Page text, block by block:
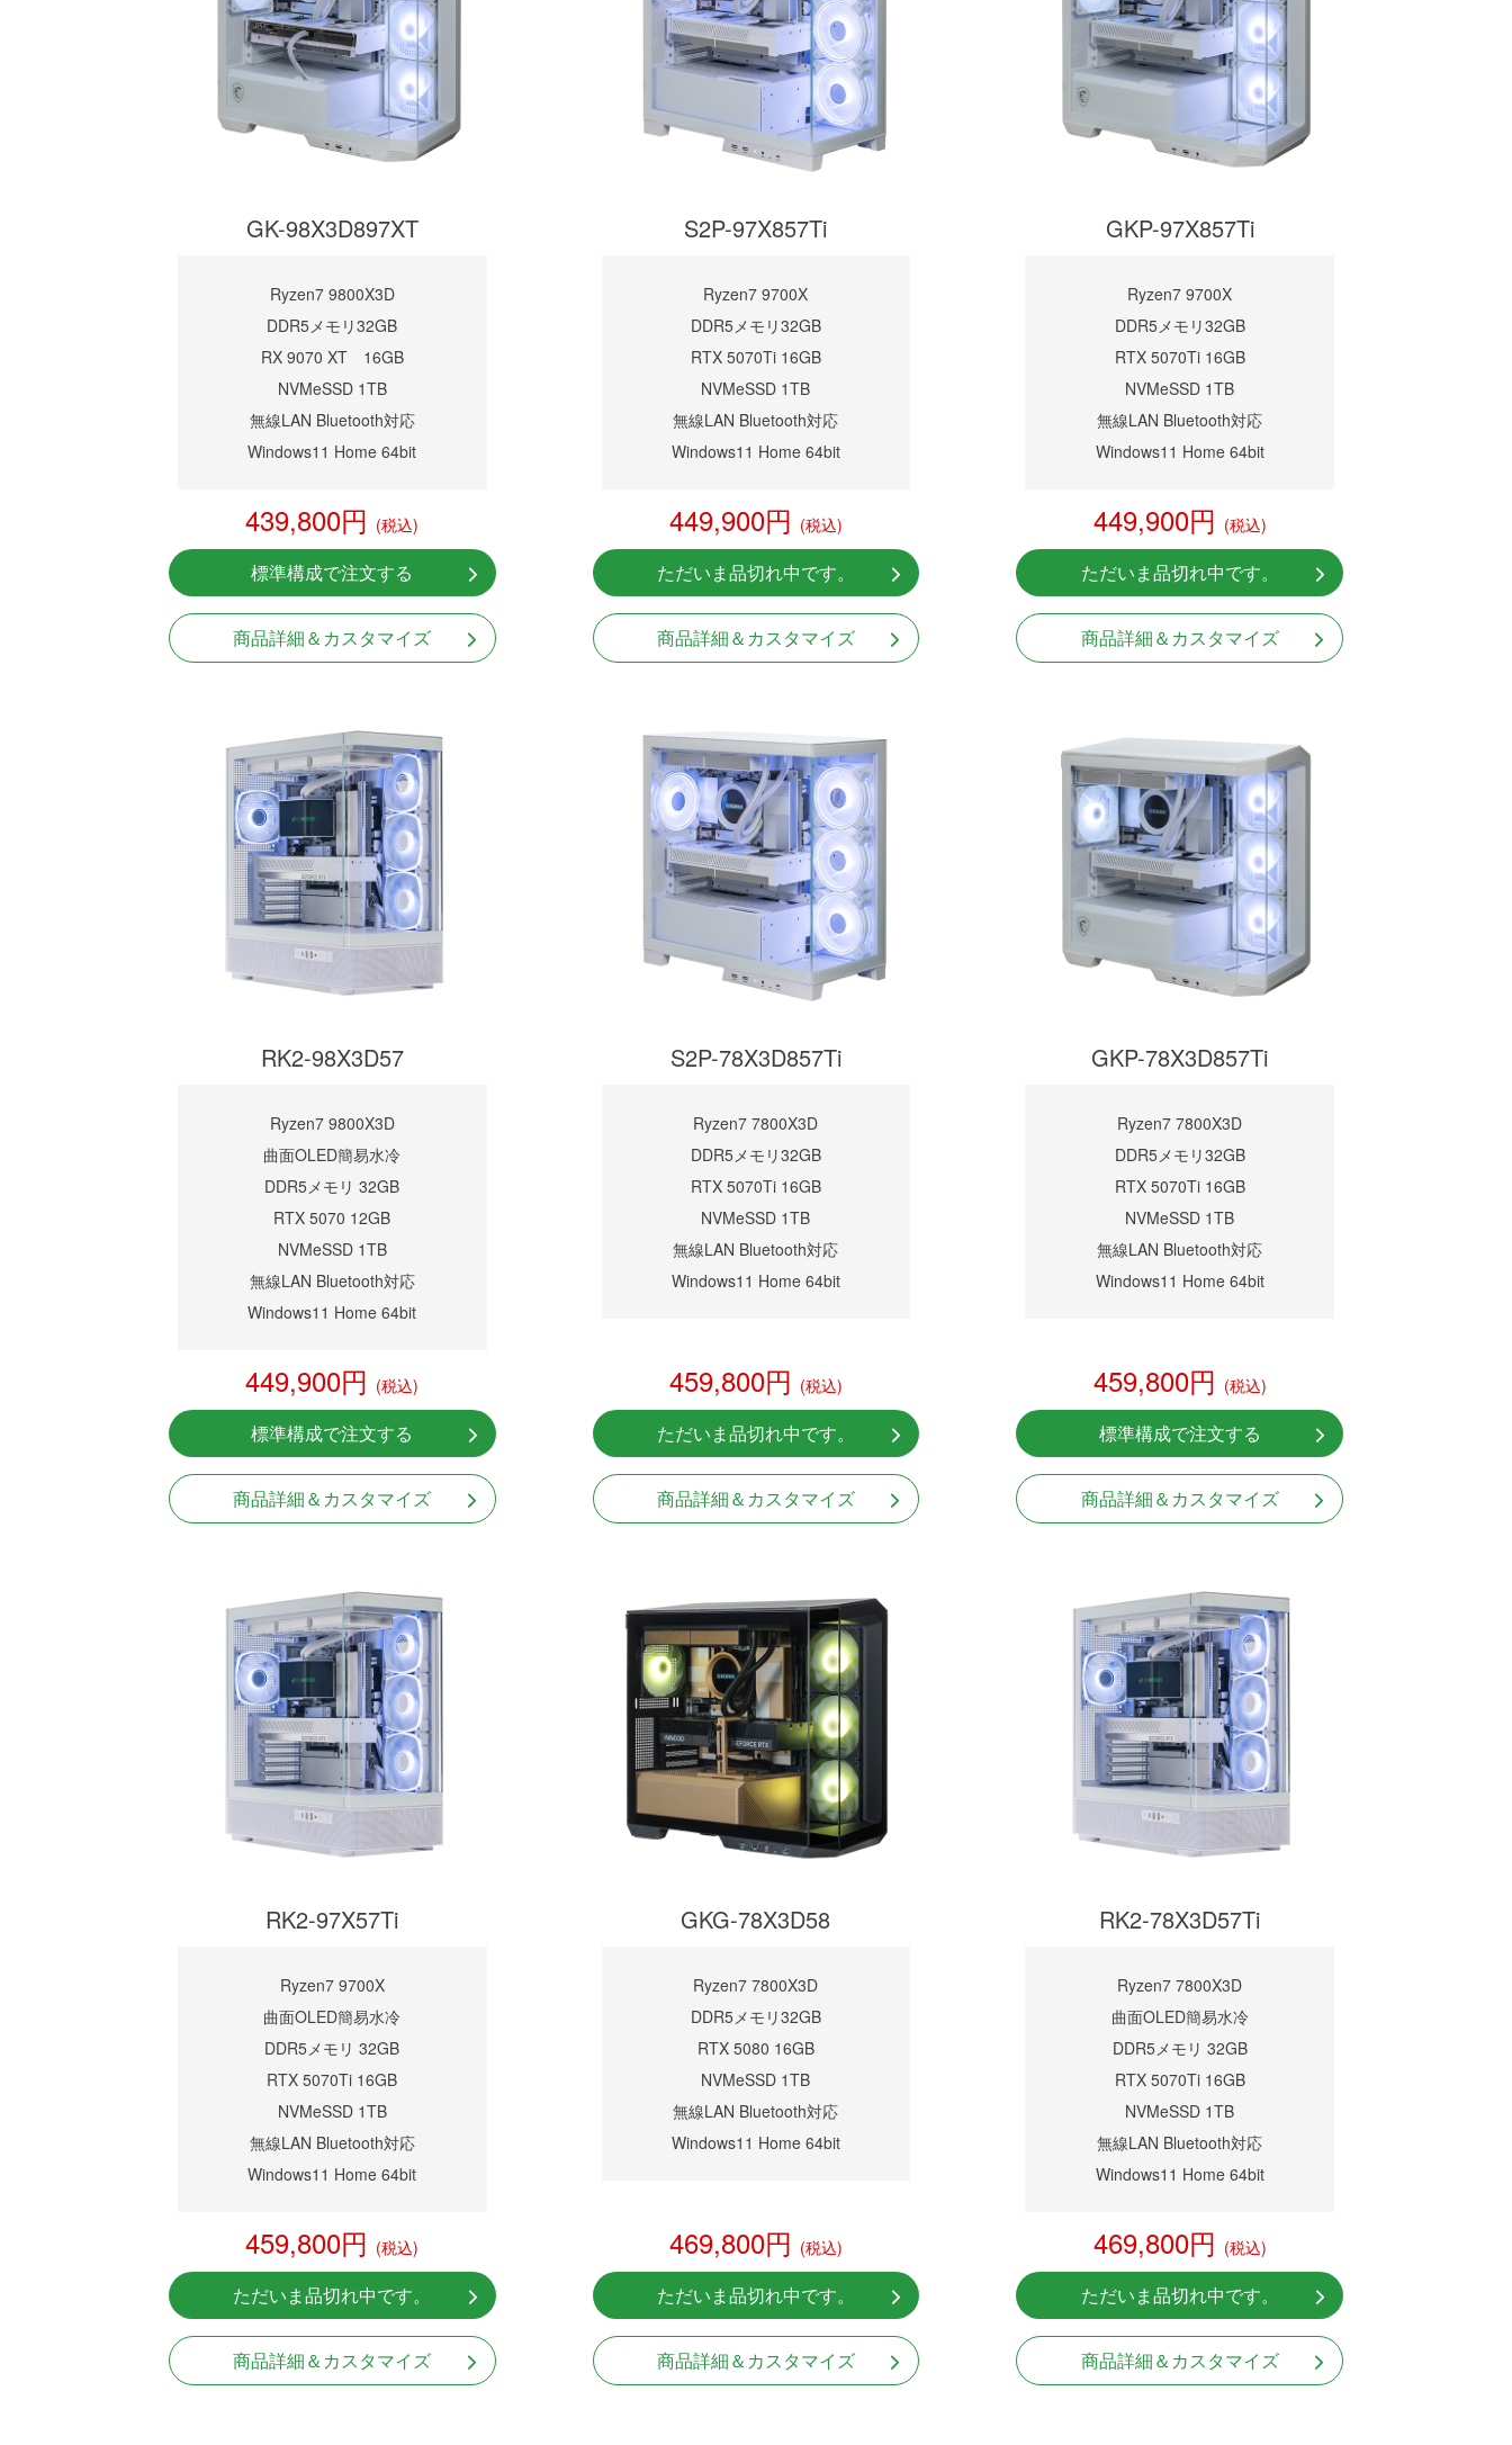
GK-98X3D897XT
Ryzen7 9800X3D
DDR5メモリ32GB
RX 9070 XT 16GB
NVMeSSD 1TB
無線LAN Bluetooth対応
Windows11 Home 64bit
439,800円 (税込)
標準構成で注文する
商品詳細＆カスタマイズ
S2P-97X857Ti
Ryzen7 9700X
DDR5メモリ32GB
RTX 5070Ti 16GB
NVMeSSD 1TB
無線LAN Bluetooth対応
Windows11 Home 64bit
449,900円 (税込)
ただいま品切れ中です。
商品詳細＆カスタマイズ
GKP-97X857Ti
Ryzen7 9700X
DDR5メモリ32GB
RTX 5070Ti 16GB
NVMeSSD 1TB
無線LAN Bluetooth対応
Windows11 Home 64bit
449,900円 (税込)
ただいま品切れ中です。
商品詳細＆カスタマイズ
RK2-98X3D57
Ryzen7 9800X3D
曲面OLED簡易水冷
DDR5メモリ 32GB
RTX 5070 12GB
NVMeSSD 1TB
無線LAN Bluetooth対応
Windows11 Home 64bit
449,900円 (税込)
標準構成で注文する
商品詳細＆カスタマイズ
S2P-78X3D857Ti
Ryzen7 7800X3D
DDR5メモリ32GB
RTX 5070Ti 16GB
NVMeSSD 1TB
無線LAN Bluetooth対応
Windows11 Home 64bit
459,800円 (税込)
ただいま品切れ中です。
商品詳細＆カスタマイズ
GKP-78X3D857Ti
Ryzen7 7800X3D
DDR5メモリ32GB
RTX 5070Ti 16GB
NVMeSSD 1TB
無線LAN Bluetooth対応
Windows11 Home 64bit
459,800円 (税込)
標準構成で注文する
商品詳細＆カスタマイズ
RK2-97X57Ti
Ryzen7 9700X
曲面OLED簡易水冷
DDR5メモリ 32GB
RTX 5070Ti 16GB
NVMeSSD 1TB
無線LAN Bluetooth対応
Windows11 Home 64bit
459,800円 (税込)
ただいま品切れ中です。
商品詳細＆カスタマイズ
GKG-78X3D58
Ryzen7 7800X3D
DDR5メモリ32GB
RTX 5080 16GB
NVMeSSD 1TB
無線LAN Bluetooth対応
Windows11 Home 64bit
469,800円 (税込)
ただいま品切れ中です。
商品詳細＆カスタマイズ
RK2-78X3D57Ti
Ryzen7 7800X3D
曲面OLED簡易水冷
DDR5メモリ 32GB
RTX 5070Ti 16GB
NVMeSSD 1TB
無線LAN Bluetooth対応
Windows11 Home 64bit
469,800円 (税込)
ただいま品切れ中です。
商品詳細＆カスタマイズ